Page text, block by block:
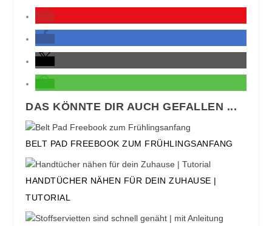
DAS KÖNNTE DIR AUCH GEFALLEN ...
BELT PAD FREEBOOK ZUM FRÜHLINGSANFANG
HANDTÜCHER NÄHEN FÜR DEIN ZUHAUSE |
TUTORIAL